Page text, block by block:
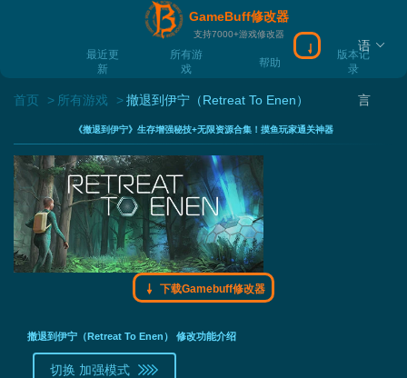
GameBuff修改器
支持7000+游戏修改器
最近更
新
所有游
戏
帮助
版本记
录
下载Gamebuff
语
言
首页 所有游戏 撤退到伊宁（Retreat To Enen）
《撤退到伊宁》生存增强秘技+无限资源合集！摸鱼玩家通关神器
下载Gamebuff修改器
撤退到伊宁（Retreat To Enen） 修改功能介绍
切换 加强模式